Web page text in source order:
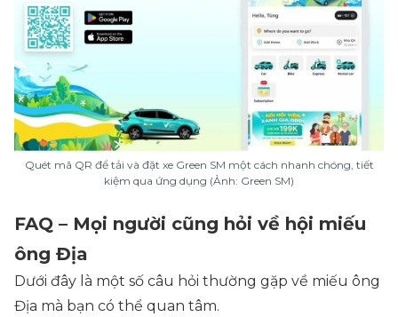
Quét mã QR để tải và đặt xe Green SM một cách nhanh chóng, tiết
kiệm qua ứng dụng (Ảnh: Green SM)
FAQ – Mọi người cũng hỏi về hội miếu
ông Địa
Dưới đây là một số câu hỏi thường gặp về miếu ông
Địa mà bạn có thể quan tâm.